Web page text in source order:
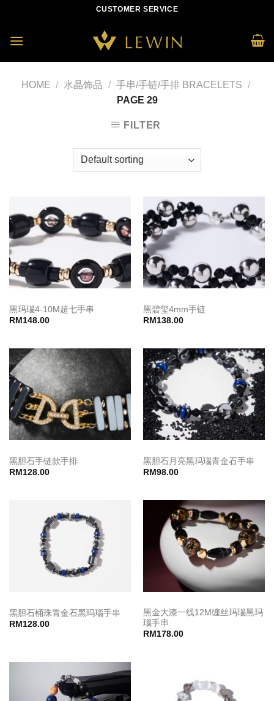
content
CUSTOMER SERVICE
HOME / 水晶饰品 / 手串/手链/手排 BRACELETS /
PAGE 29
FILTER
黑玛瑙4-10M超七手串
RM 148.00
黑碧玺4mm手链
RM 138.00
黑胆石手链款手排
RM 128.00
黑胆石月亮黑玛瑙青金石手串
RM 98.00
黑胆石桶珠青金石黑玛瑙手串
RM 128.00
黑金大漆一线12M缠丝玛瑙黑玛
瑙手串
RM 178.00